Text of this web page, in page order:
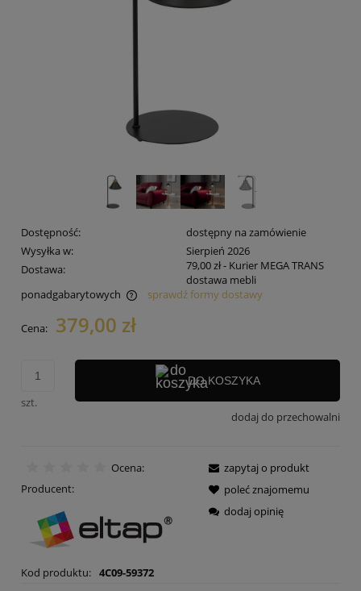
Dostępność:
dostępny na zamówienie
Wysyłka w:
Sierpień 2026
Dostawa:
79,00 zł- Kurier MEGA TRANS
dostawa mebli
ponadgabarytowych
sprawdź formy dostawy
Cena: 379,00 zł
szt.
DO KOSZYKA
dodaj do przechowalni
Ocena:
Producent:
Kod produktu: 4C09-59372
zapytaj o produkt
poleć znajomemu
dodaj opinię